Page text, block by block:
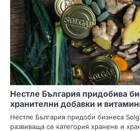
Нестле България придобива
хранителни добавки и
Нестле България придоби бизнеса
развиваща се категория хранене и